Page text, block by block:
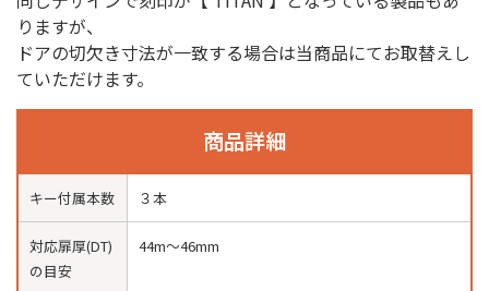
りますが、
ドアの切欠き寸法が一致する場合は当商品にてお取替えし
ていただけます。
商品詳細
キー付属本数 ３本
対応扉厚(DT)
の目安
44m〜46mm